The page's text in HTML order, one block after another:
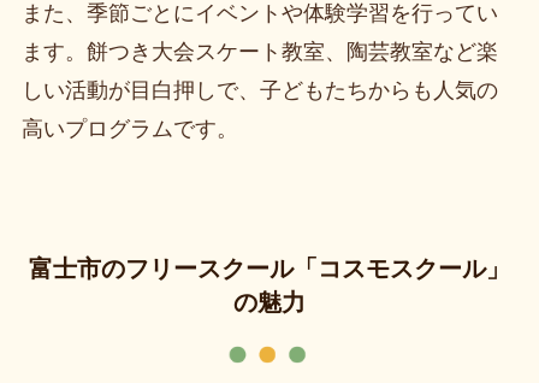
また、季節ごとにイベントや体験学習を行ってい
ます。餅つき大会スケート教室、陶芸教室など楽
しい活動が目白押しで、子どもたちからも人気の
高いプログラムです。
富士市のフリースクール「コスモスクール」
の魅力